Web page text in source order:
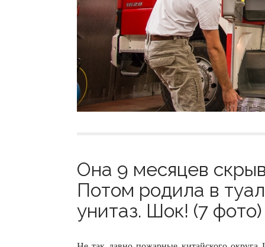
Она 9 месяцев
Потом родила в
унитаз. Шок! (7 фото)